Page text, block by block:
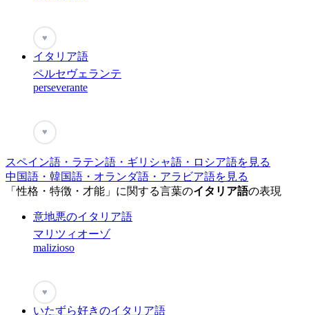
♥
イタリア語
ペルセヴェランテ
perseverante
♥
スペイン語・ラテン語・ギリシャ語・ロシア語を見る
中国語・韓国語・オランダ語・アラビア語を見る
「性格・特徴・才能」に関する言葉のイタリア語の表現
意地悪のイタリア語
マリツィオーゾ
malizioso
♥
いたずら好きのイタリア語